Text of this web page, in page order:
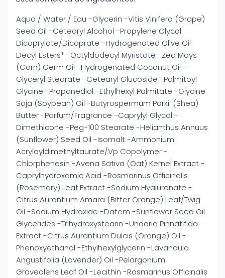
Aqua / Water / Eau -Glycerin -Vitis Vinifera (Grape)
Seed Oil -Cetearyl Alcohol -Propylene Glycol
Dicaprylate/Dicaprate -Hydrogenated Olive Oil
Decyl Esters* -Octyldodecyl Myristate -Zea Mays
(Corn) Germ Oil -Hydrogenated Coconut Oil -
Glyceryl Stearate -Cetearyl Glucoside -Palmitoyl
Glycine -Propanediol -Ethylhexyl Palmitate -Glycine
Soja (Soybean) Oil -Butyrospermum Parkii (Shea)
Butter -Parfum/Fragrance -Caprylyl Glycol -
Dimethicone -Peg-100 Stearate -Helianthus Annuus
(Sunflower) Seed Oil -Isomalt -Ammonium
Acryloyldimethyltaurate/Vp Copolymer -
Chlorphenesin -Avena Sativa (Oat) Kernel Extract -
Caprylhydroxamic Acid -Rosmarinus Officinalis
(Rosemary) Leaf Extract -Sodium Hyaluronate -
Citrus Aurantium Amara (Bitter Orange) Leaf/Twig
Oil -Sodium Hydroxide -Datem -Sunflower Seed Oil
Glycerides -Trihydroxystearin -Undaria Pinnatifida
Extract -Citrus Aurantium Dulcis (Orange) Oil -
Phenoxyethanol -Ethylhexylglycerin -Lavandula
Angustifolia (Lavender) Oil -Pelargonium
Graveolens Leaf Oil -Lecithin -Rosmarinus Officinalis